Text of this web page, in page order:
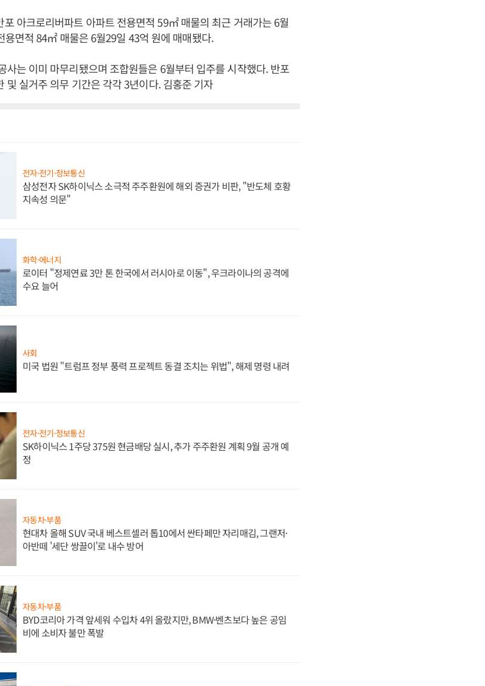
아크로리버파트 아파트 전용면적 59㎡ 매물의 최근 거래가는 6월
용면적 84㎡ 매물은 6월29일 43억 원에 매매됐다.
사는 이미 마무리됐으며 조합원들은 6월부터 입주를 시작했다. 반포
및 실거주 의무 기간은 각각 3년이다. 김홍준 기자
전자·전기·정보통신
삼성전자 SK하이닉스 소극적 주주환원에 해외 증권가 비판, "반도체 호황
지속성 의문"
화학·에너지
로이터 "정제연료 3만 톤 한국에서 러시아로 이동", 우크라이나의 공격에
수요 늘어
사회
미국 법원 "트럼프 정부 풍력 프로젝트 동결 조치는 위법", 해제 명령 내려
전자·전기·정보통신
SK하이닉스 1주당 375원 현금배당 실시, 추가 주주환원 계획 9월 공개 예
정
자동차·부품
현대차 올해 SUV 국내 베스트셀러 톱10에서 싼타페만 자리매김, 그랜저·
아반떼 '세단 쌍끌이'로 내수 방어
자동차·부품
BYD코리아 가격 앞세워 수입차 4위 올랐지만, BMW·벤츠보다 높은 공임
비에 소비자 불만 폭발